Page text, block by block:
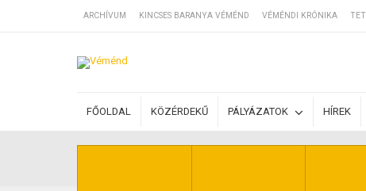
ARCHÍVUM KINCSES BARANYA VÉMÉND VÉMÉNDI KRÓNIKA
FŐOLDAL KÖZÉRDEKŰ PÁLYÁZATOK HÍREK
SZÁLLÁSOK
BEJEGYZÉSEK